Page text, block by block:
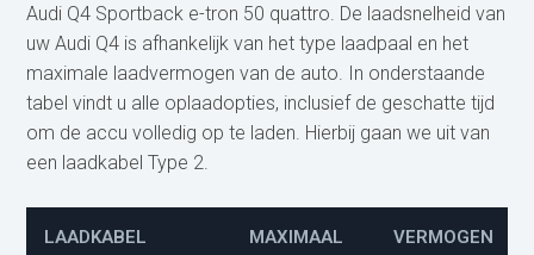
Audi Q4 Sportback e-tron 50 quattro. De laadsnelheid van
uw Audi Q4 is afhankelijk van het type laadpaal en het
maximale laadvermogen van de auto. In onderstaande
tabel vindt u alle oplaadopties, inclusief de geschatte tijd
om de accu volledig op te laden. Hierbij gaan we uit van
een laadkabel Type 2.
LAADKABEL MAXIMAAL VERMOGEN